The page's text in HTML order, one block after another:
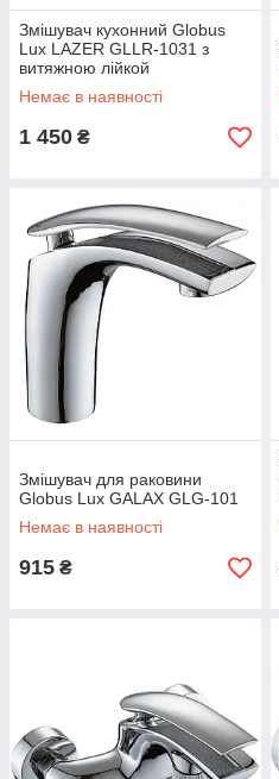
Змішувач кухонний Globus
Lux LAZER GLLR-1031 з
витяжною лійкой
Немає в наявності
1 450 ₴
Змішувач для раковини
Globus Lux GALAX GLG-101
Немає в наявності
915 ₴